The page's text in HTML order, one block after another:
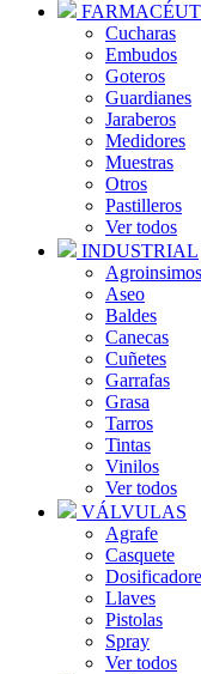
Cucharas
Embudos
Goteros
Guardianes
Jaraberos
Medidores
Muestras
Otros
Pastilleros
Ver todos
INDUSTRIAL
Agroinsimos
Aseo
Baldes
Canecas
Cuñetes
Garrafas
Grasa
Tarros
Tintas
Vinilos
Ver todos
VÁLVULAS
Agrafe
Casquete
Llaves
Pistolas
Spray
Ver todos